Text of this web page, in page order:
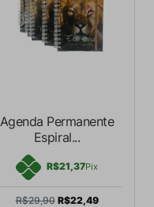
Agenda Permanente
Espiral...
R$21,37Pix
R$29,90 R$22,49